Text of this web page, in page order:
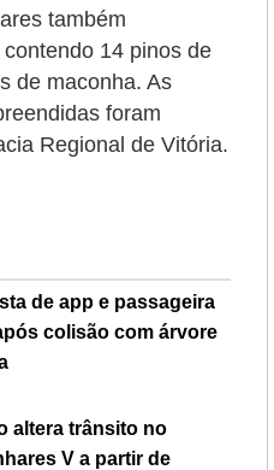
também
14 pinos de
de maconha. As
foram
Regional de Vitória.
de app e passageira
colisão com árvore
altera trânsito no
V a partir de